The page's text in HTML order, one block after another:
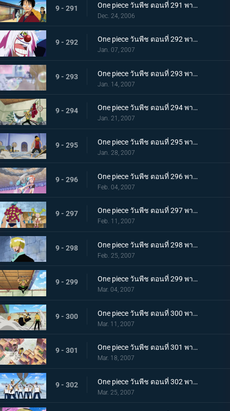
9 - 291 One piece วันพีช ตอนที่ 291 พากย์ไทย การกลับมาของนายตรวจลูฟี่! ฝันหรือจริง ใบสลากอลเวง
Dec. 24, 2006
9 - 292 One piece วันพีช ตอนที่ 292 พากย์ไทย โมจิอลเวงที่ปราสาท! อุบายของจมูกแดง
Jan. 07, 2007
9 - 293 One piece วันพีช ตอนที่ 293 พากย์ไทย แคลิเฟอร์ผู้ใช้ฟอง! กับดักสบู่ที่คุกคามนามิ
Jan. 14, 2007
9 - 294 One piece วันพีช ตอนที่ 294 พากย์ไทย ความกลหนดังไปทั่ว! คำสั่งขอบัสเตอร์คอล!
Jan. 21, 2007
9 - 295 One piece วันพีช ตอนที่ 295 พากย์ไทย นามิมี 5 คน? การโต้กลับพร้อมภาพลวงตา!
Jan. 28, 2007
9 - 296 One piece วันพีช ตอนที่ 296 พากย์ไทย นามิตัดสินใจ! ยิงช็อปเปอร์ที่คลุ้มคลั่ง!
Feb. 04, 2007
9 - 297 One piece วันพีช ตอนที่ 297 พากย์ไทย นายพรานซันจิออกโรง? เพลงสวดศพแด่หมาป่าขี้ปด!
Feb. 11, 2007
9 - 298 One piece วันพีช ตอนที่ 298 พากย์ไทย ฝ่าเท้าเดือดระอุ! ลูกเตะฟูลคอร์สของซันจิ
Feb. 25, 2007
9 - 299 One piece วันพีช ตอนที่ 299 พากย์ไทย คมดาบโหมกระหน่ำ! โซโลปะทะคาคุ เดิมพันด้วยคมอาวุธ!
Mar. 04, 2007
9 - 300 One piece วันพีช ตอนที่ 300 พากย์ไทย เทพอสูรโซโล! ร่างแปลงอาชูร่าที่เผยใจนักสู้!
Mar. 11, 2007
9 - 301 One piece วันพีช ตอนที่ 301 พากย์ไทย สแปนดั้มตกตะลึง! วีรบุรุษรุกขึ้นที่หอตุลาการ
Mar. 18, 2007
9 - 302 One piece วันพีช ตอนที่ 302 พากย์ไทย ปลดปล่อยโรบิ้น! ศึกเดือด ลูฟี่ ปะทะ ลุจจิ
Mar. 25, 2007